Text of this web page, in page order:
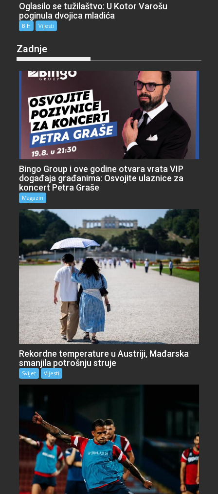
Oglasilo se tužilaštvo: U Kotor Varošu
poginula dvojica mladića
BiH Vijesti
Zadnje
Bingo Group i ove godine otvara vrata VIP
događaja građanima: Osvojite ulaznice za
koncert Petra Graše
Magazin
Rekordne temperature u Austriji, Mađarska
smanjila potrošnju struje
Svijet Vijesti